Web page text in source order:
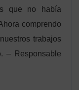
que no había
comprendo
trabajos
– Responsable